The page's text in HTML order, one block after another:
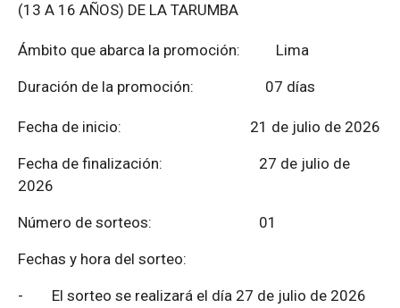
(13 A 16 AÑOS) DE LA TARUMBA
Ámbito que abarca la promoción: Lima
Duración de la promoción: 07 días
Fecha de inicio: 21 de julio de 2026
Fecha de finalización:
27 de julio de
2026
Número de sorteos: 01
Fechas y hora del sorteo:
- El sorteo se realizará el día 27 de julio de 2026